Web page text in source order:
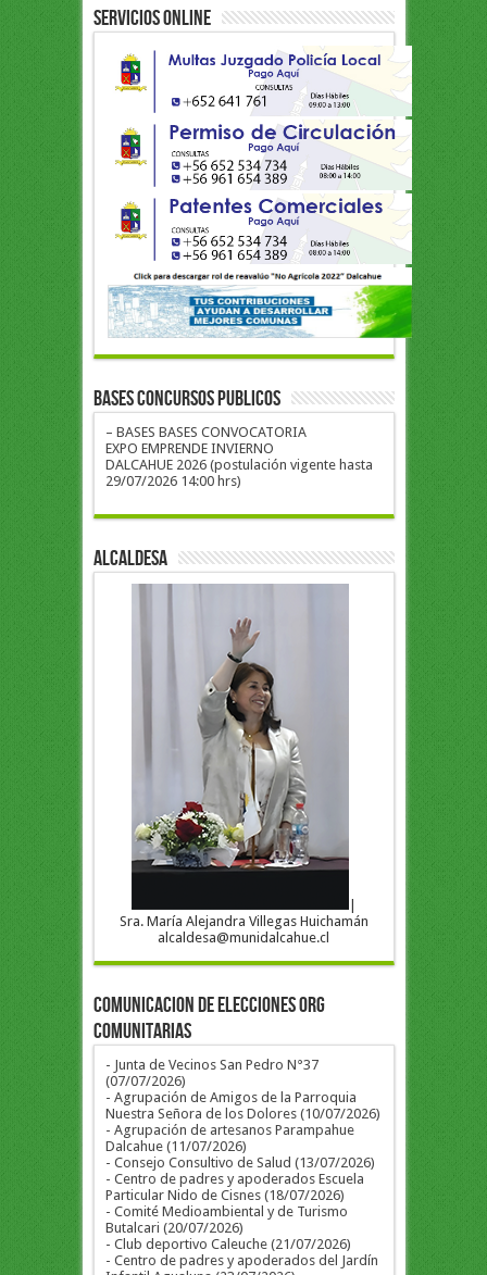
Servicios Online
BASES CONCURSOS PUBLICOS
– BASES BASES CONVOCATORIA
EXPO EMPRENDE INVIERNO
DALCAHUE 2026 (postulación vigente hasta
29/07/2026 14:00 hrs)
ALCALDESA
Sra. María Alejandra Villegas Huichamán
alcaldesa@munidalcahue.cl
COMUNICACION DE ELECCIONES ORG
COMUNITARIAS
- Junta de Vecinos San Pedro N°37
(07/07/2026)
- Agrupación de Amigos de la Parroquia
Nuestra Señora de los Dolores (10/07/2026)
- Agrupación de artesanos Parampahue
Dalcahue (11/07/2026)
- Consejo Consultivo de Salud (13/07/2026)
- Centro de padres y apoderados Escuela
Particular Nido de Cisnes (18/07/2026)
- Comité Medioambiental y de Turismo
Butalcari (20/07/2026)
- Club deportivo Caleuche (21/07/2026)
- Centro de padres y apoderados del Jardín